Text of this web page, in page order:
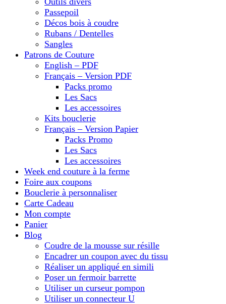
Passepoil
Décos bois à coudre
Rubans / Dentelles
Sangles
Patrons de Couture
English – PDF
Français – Version PDF
Packs promo
Les Sacs
Les accessoires
Kits bouclerie
Français – Version Papier
Packs Promo
Les Sacs
Les accessoires
Week end couture à la ferme
Foire aux coupons
Bouclerie à personnaliser
Carte Cadeau
Mon compte
Panier
Blog
Coudre de la mousse sur résille
Encadrer un coupon avec du tissu
Réaliser un appliqué en simili
Poser un fermoir barrette
Utiliser un curseur pompon
Utiliser un connecteur U